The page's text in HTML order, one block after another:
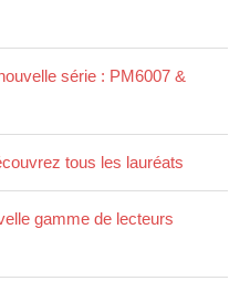
série : PM6007 &
tous les lauréats
gamme de lecteurs